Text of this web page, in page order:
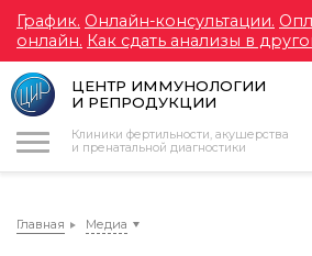
График. Онлайн-консультации.
онлайн. Как сдать анализы в
ЦЕНТР ИММУНОЛОГИИ
И РЕПРОДУКЦИИ
Клиники фертильности, акушерства
и пренатальной диагностики
Главная Медиа